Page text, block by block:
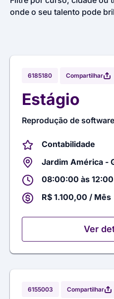
onde o seu talento pode
6185180 Compartilhar
Estágio
Reprodução de
Contabilidade
Jardim América -
08:00:00 às
R$ 1.100,00 / Mês
Ver
6155003 Compartilhar